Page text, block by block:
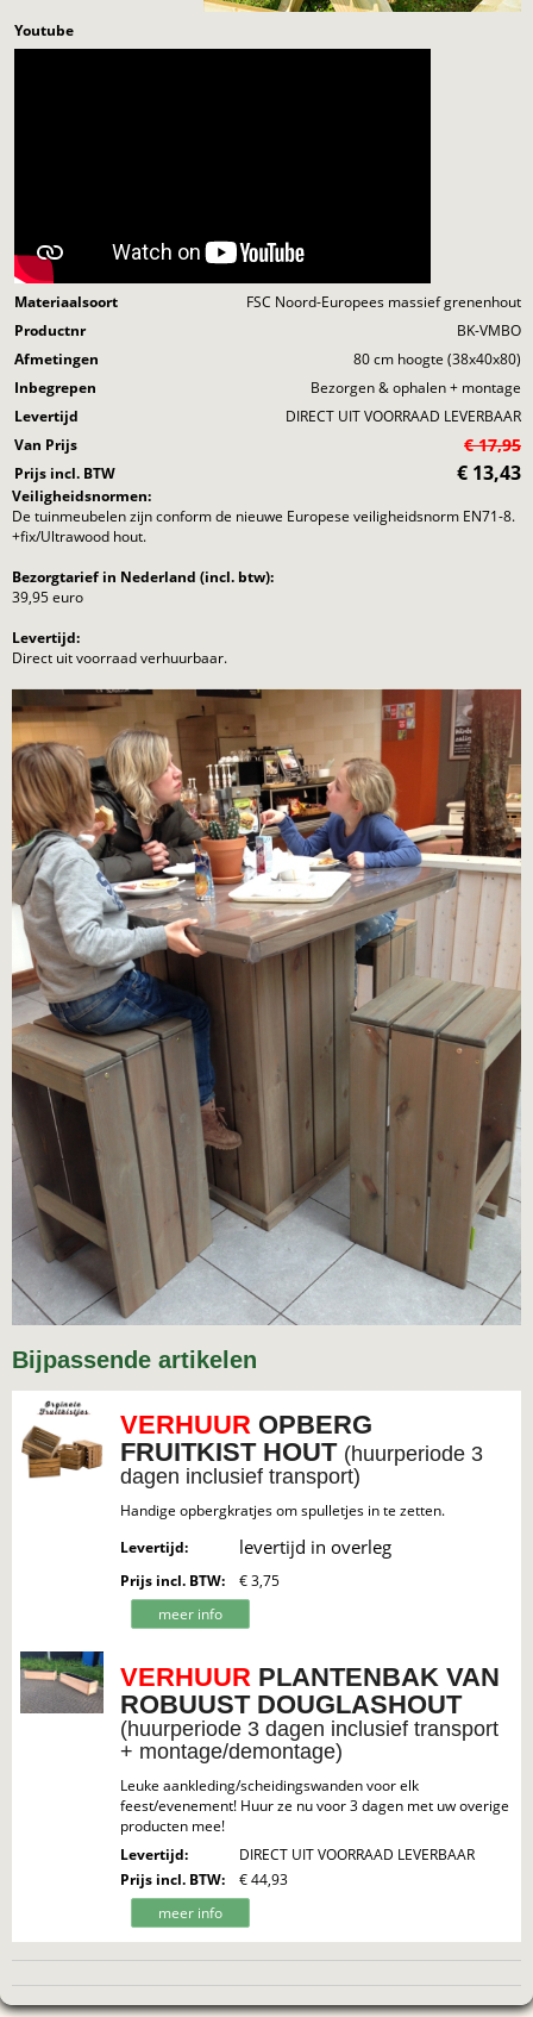
Youtube
Materiaalsoort
FSC Noord-Europees massief grenenhout
Productnr
BK-VMBO
Afmetingen
80 cm hoogte (38x40x80)
Inbegrepen
Bezorgen & ophalen + montage
Levertijd
DIRECT UIT VOORRAAD LEVERBAAR
Van Prijs
€ 17,95
Prijs incl. BTW € 13,43
Veiligheidsnormen:
De tuinmeubelen zijn conform de nieuwe Europese veiligheidsnorm EN71-8.
+fix/Ultrawood hout.
Bezorgtarief in Nederland (incl. btw):
39,95 euro
Levertijd:
Direct uit voorraad verhuurbaar.
Bijpassende artikelen
VERHUUR OPBERG
FRUITKIST HOUT (huurperiode 3
dagen inclusief transport)
Handige opbergkratjes om spulletjes in te zetten.
Levertijd: levertijd in overleg
Prijs incl. BTW:
€ 3,75
meer info
VERHUUR PLANTENBAK VAN
ROBUUST DOUGLASHOUT
(huurperiode 3 dagen inclusief transport
+ montage/demontage)
Leuke aankleding/scheidingswanden voor elk
feest/evenement! Huur ze nu voor 3 dagen met uw overige
producten mee!
Levertijd:
DIRECT UIT VOORRAAD LEVERBAAR
Prijs incl. BTW:
€ 44,93
meer info